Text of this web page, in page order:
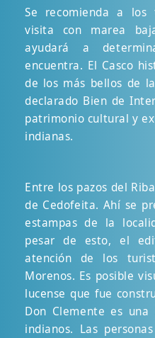
Se recomienda a
visita con marea
ayudará a
encuentra. El Casco
de los más bellos de
declarado Bien de
patrimonio cultural y
indianas.
Entre los pazos del
de Cedofeita. Ahí se
estampas de la
pesar de esto, el
atención de los
Morenos. Es posible
lucense que fue
Don Clemente es
indianos. Las